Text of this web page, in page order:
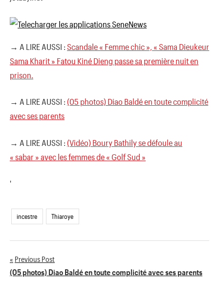
→ A LIRE AUSSI : Scandale « Femme chic », « Sama Dieukeur
Sama Kharit » Fatou Kiné Dieng passe sa première nuit en
prison.
→ A LIRE AUSSI : (05 photos) Diao Baldé en toute complicité
avec ses parents
→ A LIRE AUSSI : (Vidéo) Boury Bathily se défoule au
« sabar » avec les femmes de « Golf Sud »
'
incestre Thiaroye
Navigation
Previous Post
(05 photos) Diao Baldé en toute complicité avec ses parents